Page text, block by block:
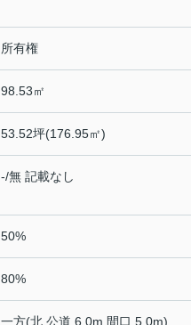
所有権
98.53㎡
53.52坪(176.95㎡)
-/無 記載なし
50%
80%
一方(北 公道 6.0m 間口 5.0m)